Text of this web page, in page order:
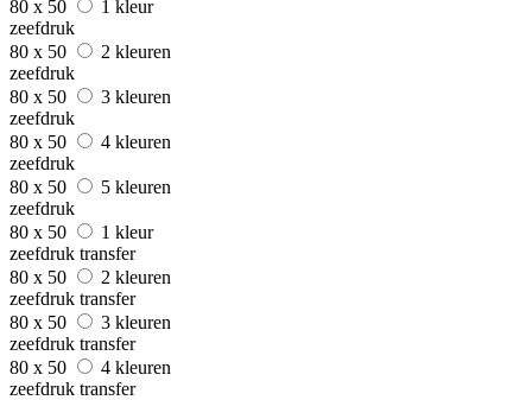
80 x 50
1 kleur
zeefdruk
80 x 50
2 kleuren
zeefdruk
80 x 50
3 kleuren
zeefdruk
80 x 50
4 kleuren
zeefdruk
80 x 50
5 kleuren
zeefdruk
80 x 50
1 kleur
zeefdruk transfer
80 x 50
2 kleuren
zeefdruk transfer
80 x 50
3 kleuren
zeefdruk transfer
80 x 50
4 kleuren
zeefdruk transfer